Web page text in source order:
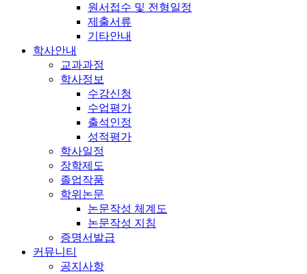
원서접수 및 전형일정
제출서류
기타안내
학사안내
교과과정
학사정보
수강신청
수업평가
출석인정
성적평가
학사일정
장학제도
졸업작품
학위논문
논문작성 체계도
논문작성 지침
증명서발급
커뮤니티
공지사항